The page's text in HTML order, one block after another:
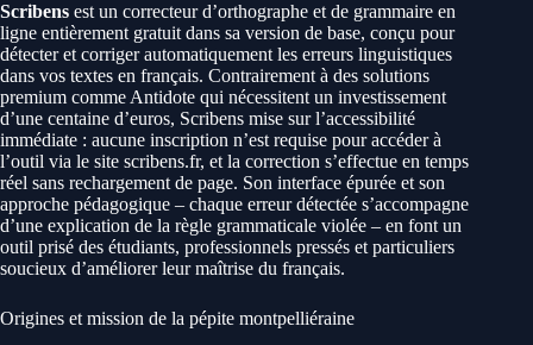
Scribens est un correcteur d’orthographe et de grammaire en
ligne entièrement gratuit dans sa version de base, conçu pour
détecter et corriger automatiquement les erreurs linguistiques
dans vos textes en français. Contrairement à des solutions
premium comme Antidote qui nécessitent un investissement
d’une centaine d’euros, Scribens mise sur l’accessibilité
immédiate : aucune inscription n’est requise pour accéder à
l’outil via le site scribens.fr, et la correction s’effectue en temps
réel sans rechargement de page. Son interface épurée et son
approche pédagogique – chaque erreur détectée s’accompagne
d’une explication de la règle grammaticale violée – en font un
outil prisé des étudiants, professionnels pressés et particuliers
soucieux d’améliorer leur maîtrise du français.
Origines et mission de la pépite montpelliéraine